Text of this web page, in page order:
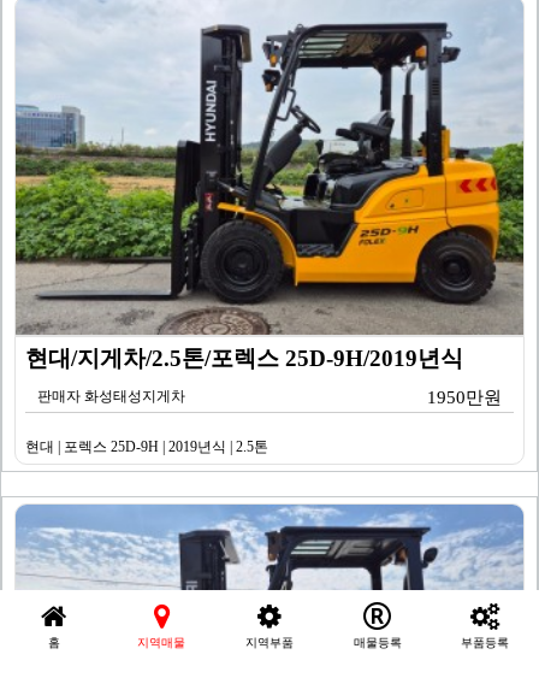
현대/지게차/2.5톤/포렉스 25D-9H/2019년식
판매자 화성태성지게차 1950만원
현대 | 포렉스 25D-9H | 2019년식 | 2.5톤
홈 지역매물 지역부품 매물등록 부품등록